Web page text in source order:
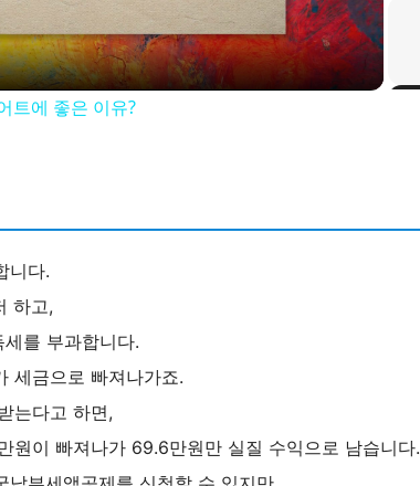
l
a
d
e
o
트에 좋은 이유?
니다.
하고,
를 부과합니다.
세금으로 빠져나가죠.
는다고 하면,
원이 빠져나가 69.6만원만 실질 수익으로 남습니다.